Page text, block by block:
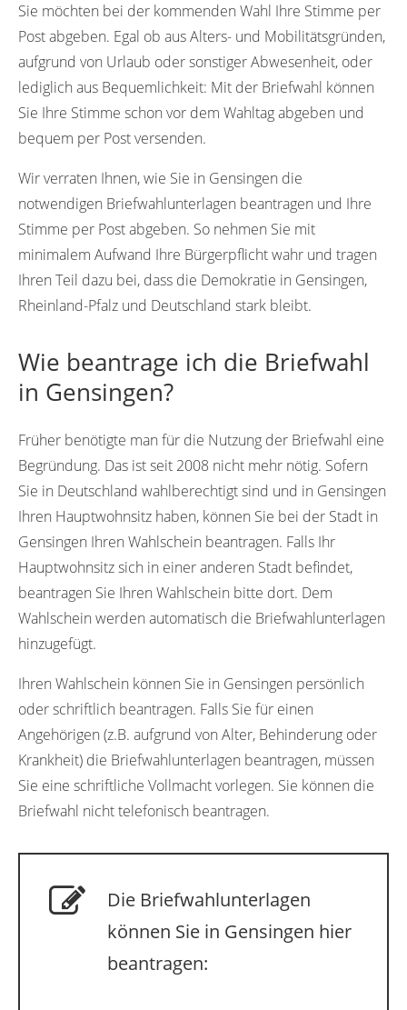
Sie möchten bei der kommenden Wahl Ihre Stimme per
Post abgeben. Egal ob aus Alters- und Mobilitätsgründen,
aufgrund von Urlaub oder sonstiger Abwesenheit, oder
lediglich aus Bequemlichkeit: Mit der Briefwahl können
Sie Ihre Stimme schon vor dem Wahltag abgeben und
bequem per Post versenden.
Wir verraten Ihnen, wie Sie in Gensingen die
notwendigen Briefwahlunterlagen beantragen und Ihre
Stimme per Post abgeben. So nehmen Sie mit
minimalem Aufwand Ihre Bürgerpflicht wahr und tragen
Ihren Teil dazu bei, dass die Demokratie in Gensingen,
Rheinland-Pfalz und Deutschland stark bleibt.
Wie beantrage ich die Briefwahl
in Gensingen?
Früher benötigte man für die Nutzung der Briefwahl eine
Begründung. Das ist seit 2008 nicht mehr nötig. Sofern
Sie in Deutschland wahlberechtigt sind und in Gensingen
Ihren Hauptwohnsitz haben, können Sie bei der Stadt in
Gensingen Ihren Wahlschein beantragen. Falls Ihr
Hauptwohnsitz sich in einer anderen Stadt befindet,
beantragen Sie Ihren Wahlschein bitte dort. Dem
Wahlschein werden automatisch die Briefwahlunterlagen
hinzugefügt.
Ihren Wahlschein können Sie in Gensingen persönlich
oder schriftlich beantragen. Falls Sie für einen
Angehörigen (z.B. aufgrund von Alter, Behinderung oder
Krankheit) die Briefwahlunterlagen beantragen, müssen
Sie eine schriftliche Vollmacht vorlegen. Sie können die
Briefwahl nicht telefonisch beantragen.
Die Briefwahlunterlagen
können Sie in Gensingen hier
beantragen: